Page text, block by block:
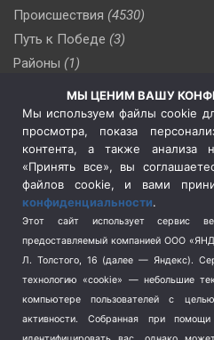
Происшествия (4530)
Путь к Победе (3)
Районы (1)
Сельское хозяйство (3)
Социальная политика
(3)
Спецоперация в Украине
Спецоперация на Украине
(404)
Спорт (740)
Терроризм (1)
Транспорт (262)
Туризм (178)
Флот (76)
МЫ ЦЕНИМ ВАШУ
Мы используем файлы cookie
просмотра, показа
контента, а также анализа
«Принять все», вы
файлов cookie, и вами
конфиденциальности.
Этот сайт использует сервис
предоставляемый компанией ООО
Л. Толстого, 16 (далее — Яндекс).
технологию «cookie» — небольшие
компьютере пользователей с
активности.
Собранная при